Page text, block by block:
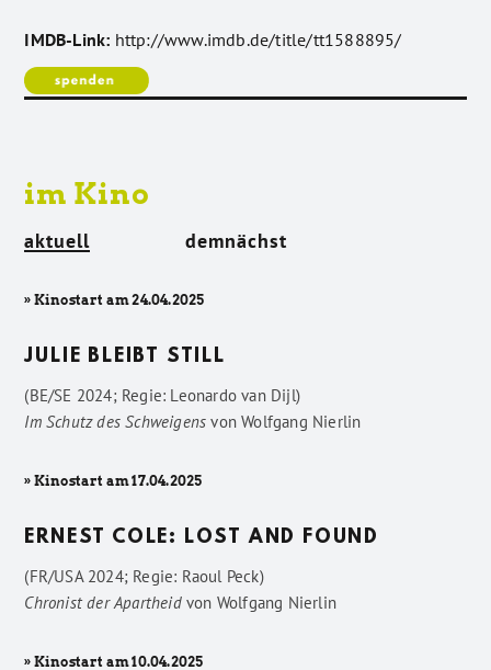
IMDB-Link: http://www.imdb.de/title/tt1588895/
im Kino
aktuell demnächst
» Kinostart am 24.04.2025
JULIE BLEIBT STILL
(BE/SE 2024; Regie: Leonardo van Dijl)
Im Schutz des Schweigens vonWolfgang Nierlin
» Kinostart am 17.04.2025
ERNEST COLE: LOST AND FOUND
(FR/USA 2024; Regie: Raoul Peck)
Chronist der Apartheidvon Wolfgang Nierlin
» Kinostart am 10.04.2025